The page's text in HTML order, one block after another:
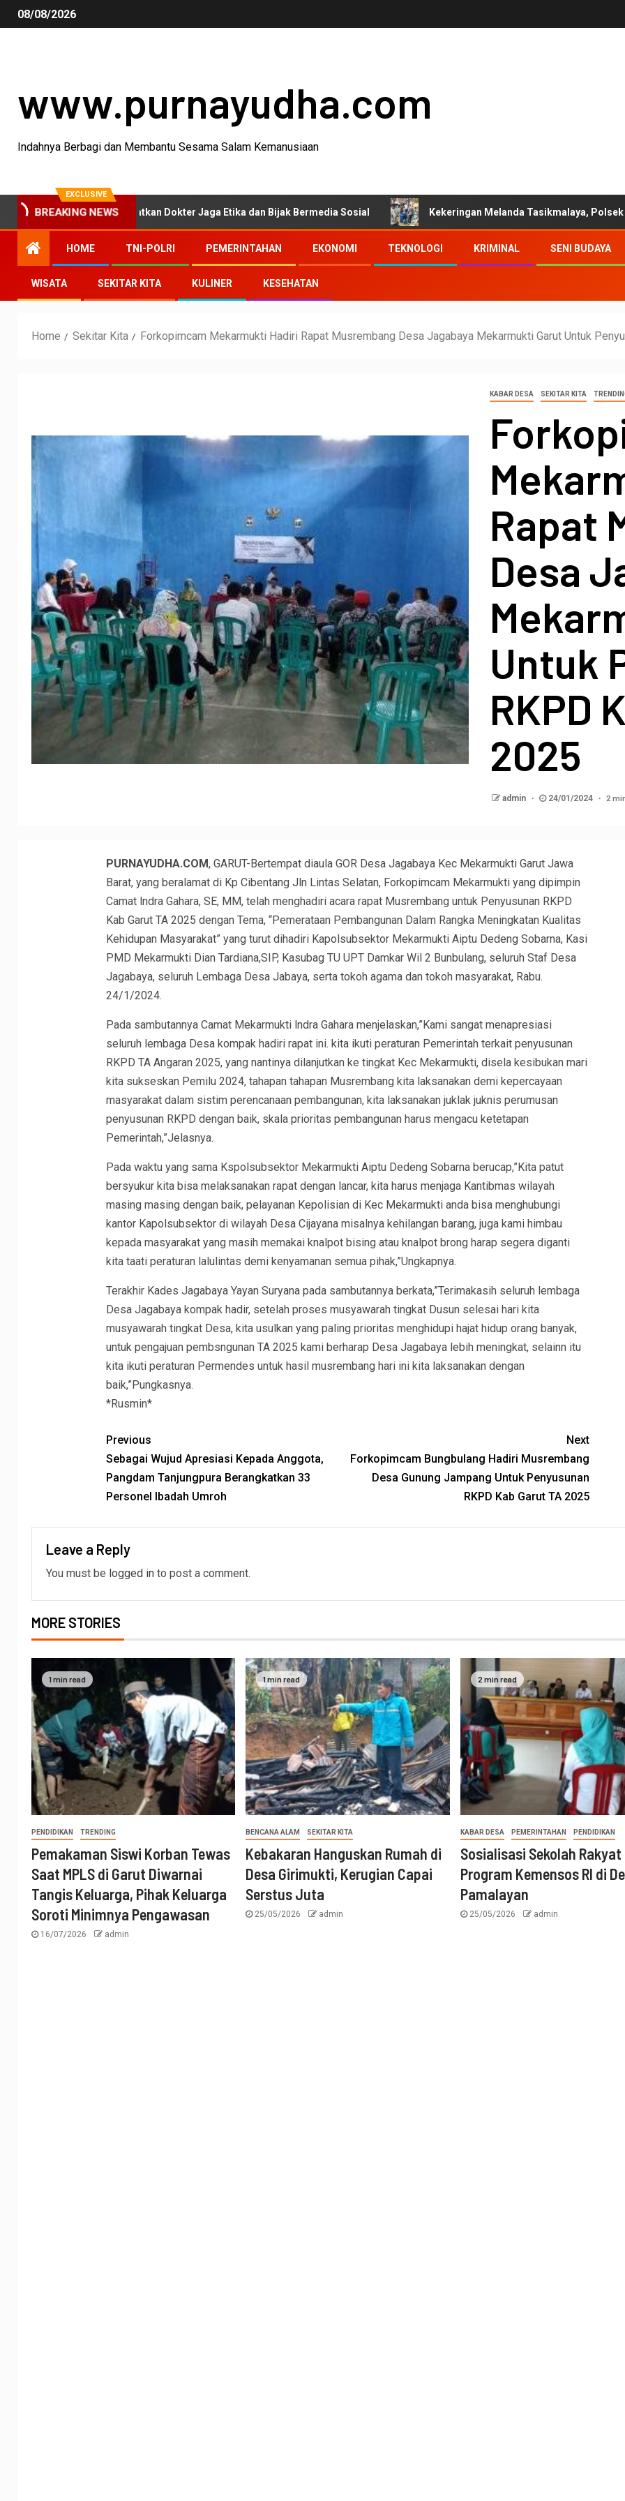
08/08/2026
www.purnayudha.com
Indahnya Berbagi dan Membantu Sesama Salam Kemanusiaan
EXCLUSIVE
BREAKING NEWS
Tasikmalaya Ingatkan Dokter Jaga Etika dan Bijak Bermedia Sosial Kekeringan Melanda Tasikmalaya, Polsek
HOME TNI-POLRI PEMERINTAHAN EKONOMI TEKNOLOGI KRIMINAL SENI BUDAYA
WISATA SEKITAR KITA KULINER KESEHATAN
Home Sekitar Kita Forkopimcam Mekarmukti Hadiri Rapat Musrembang Desa Jagabaya Mekarmukti Garut Untuk
KABAR DESA SEKITAR KITA
Rapat
Desa
Untuk
RKPD
2025
admin 24/01/2024 2
PURNAYUDHA.COM, GARUT-Bertempat diaula GOR Desa Jagabaya Kec Mekarmukti Garut Jawa
Barat, yang beralamat di Kp Cibentang Jln Lintas Selatan, Forkopimcam Mekarmukti yang dipimpin
Camat lndra Gahara, SE, MM, telah menghadiri acara rapat Musrembang untuk Penyusunan RKPD
Kab Garut TA 2025 dengan Tema, “Pemerataan Pembangunan Dalam Rangka Meningkatan Kualitas
Kehidupan Masyarakat” yang turut dihadiri Kapolsubsektor Mekarmukti Aiptu Dedeng Sobarna, Kasi
PMD Mekarmukti Dian Tardiana,SIP, Kasubag TU UPT Damkar Wil 2 Bunbulang, seluruh Staf Desa
Jagabaya, seluruh Lembaga Desa Jabaya, serta tokoh agama dan tokoh masyarakat, Rabu.
24/1/2024.
Pada sambutannya Camat Mekarmukti lndra Gahara menjelaskan,”Kami sangat menapresiasi
seluruh lembaga Desa kompak hadiri rapat ini. kita ikuti peraturan Pemerintah terkait penyusunan
RKPD TA Angaran 2025, yang nantinya dilanjutkan ke tingkat Kec Mekarmukti, disela kesibukan mari
kita sukseskan Pemilu 2024, tahapan tahapan Musrembang kita laksanakan demi kepercayaan
masyarakat dalam sistim perencanaan pembangunan, kita laksanakan juklak juknis perumusan
penyusunan RKPD dengan baik, skala prioritas pembangunan harus mengacu ketetapan
Pemerintah,”Jelasnya.
Pada waktu yang sama Kspolsubsektor Mekarmukti Aiptu Dedeng Sobarna berucap,”Kita patut
bersyukur kita bisa melaksanakan rapat dengan lancar, kita harus menjaga Kantibmas wilayah
masing masing dengan baik, pelayanan Kepolisian di Kec Mekarmukti anda bisa menghubungi
kantor Kapolsubsektor di wilayah Desa Cijayana misalnya kehilangan barang, juga kami himbau
kepada masyarakat yang masih memakai knalpot bising atau knalpot brong harap segera diganti
kita taati peraturan lalulintas demi kenyamanan semua pihak,”Ungkapnya.
Terakhir Kades Jagabaya Yayan Suryana pada sambutannya berkata,”Terimakasih seluruh lembaga
Desa Jagabaya kompak hadir, setelah proses musyawarah tingkat Dusun selesai hari kita
musyawarah tingkat Desa, kita usulkan yang paling prioritas menghidupi hajat hidup orang banyak,
untuk pengajuan pembsngunan TA 2025 kami berharap Desa Jagabaya lebih meningkat, selainn itu
kita ikuti peraturan Permendes untuk hasil musrembang hari ini kita laksanakan dengan
baik,”Pungkasnya.
*Rusmin*
Previous
Sebagai Wujud Apresiasi Kepada Anggota,
Pangdam Tanjungpura Berangkatkan 33
Personel Ibadah Umroh
Next
Forkopimcam Bungbulang Hadiri Musrembang
Desa Gunung Jampang Untuk Penyusunan
RKPD Kab Garut TA 2025
Leave a Reply
You must be logged in to post a comment.
MORE STORIES
1 min read
PENDIDIKAN TRENDING
Pemakaman Siswi Korban Tewas
Saat MPLS di Garut Diwarnai
Tangis Keluarga, Pihak Keluarga
Soroti Minimnya Pengawasan
16/07/2026 admin
1 min read
BENCANA ALAM SEKITAR KITA
Kebakaran Hanguskan Rumah di
Desa Girimukti, Kerugian Capai
Serstus Juta
25/05/2026 admin
2 min read
KABAR DESA PEMERINTAHAN PENDIDIKAN
Sosialisasi Sekolah Rakyat
Program Kemensos RI di
Pamalayan
25/05/2026 admin